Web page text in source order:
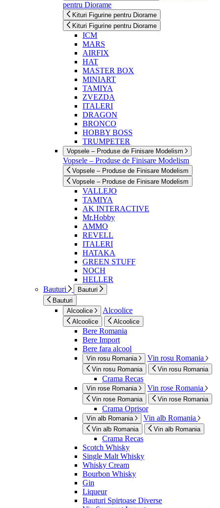
pentru Diorame
Kituri Figurine pentru Diorame
Kituri Figurine pentru Diorame
ICM
MARS
AIRFIX
HAT
MASTER BOX
MINIART
TAMIYA
ZVEZDA
ITALERI
DRAGON
BRONCO
HOBBY BOSS
TRUMPETER
Vopsele – Produse de Finisare Modelism
Vopsele – Produse de Finisare Modelism
Vopsele – Produse de Finisare Modelism
Vopsele – Produse de Finisare Modelism
VALLEJO
TAMIYA
AK INTERACTIVE
Mr.Hobby
AMMO
REVELL
ITALERI
HATAKA
GREEN STUFF
NOCH
HELLER
Bauturi
Bauturi
Bauturi
Alcoolice
Alcoolice
Alcoolice Alcoolice
Bere Romania
Bere Import
Bere fara alcool
Vin rosu Romania Vin rosu Romania
Vin rosu Romania Vin rosu Romania
Crama Recas
Vin rose Romania Vin rose Romania
Vin rose Romania Vin rose Romania
Crama Oprisor
Vin alb Romania Vin alb Romania
Vin alb Romania Vin alb Romania
Crama Recas
Scotch Whisky
Single Malt Whisky
Whisky Cream
Bourbon Whisky
Gin
Liqueur
Bauturi Spirtoase Diverse